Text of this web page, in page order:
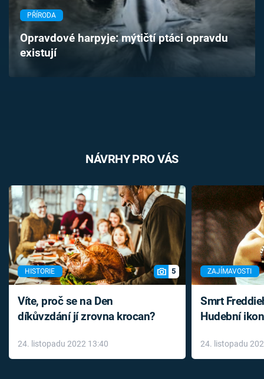
Časopis
Sledujte prima+
PŘÍRODA
Opravdové harpyje: mýtičtí ptáci opravdu
existují
NÁVRHY PRO VÁS
HISTORIE 5
Víte, proč se na Den
díkůvzdání jí zrovna krocan?
24. listopadu 2022 13:40
ZAJÍMAVOSTI
Smrt
Hudební
léky
24. listopadu